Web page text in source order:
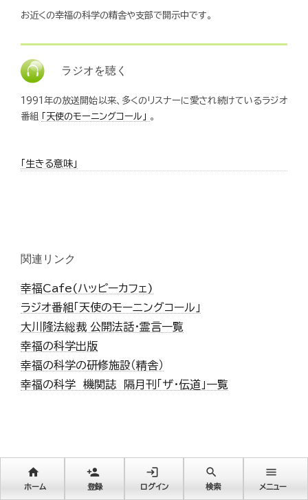
お近くの幸福の科学の精舎や支部で開示中です。
ラジオを聴く
1991年の放送開始以来、多くのリスナーに愛され続けているラジオ
番組
「天使のモーニングコール」 。
「生きる意味」
関連リンク
幸福Cafe(ハッピーカフェ)
ラジオ番組「天使のモーニングコール」
大川隆法総裁 公開法話・霊言一覧
幸福の科学出版
幸福の科学の研修施設（精舎）
幸福の科学 機関誌 隔月刊「ザ・伝道」一覧
シェア：
home
ホーム
person_add
登録
login
ログイン
search
検索
menu
メニュー